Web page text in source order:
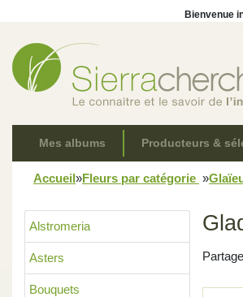
Bienvenue
Mes albums Producteurs &
Accueil»Fleurs par catégorie »
Alstromeria
Asters
Bouquets